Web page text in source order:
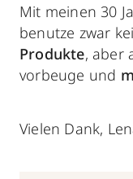
Mit meinen 30
benutze zwar
Produkte, aber
vorbeuge und
Vielen Dank,